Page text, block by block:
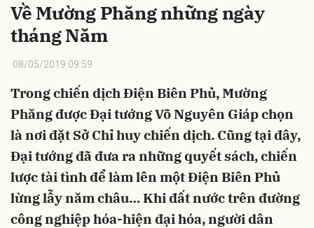
Về Mường Phăng những ngày
tháng Năm
08/05/2019 09:59
Trong chiến dịch Điện Biên Phủ, Mường
Phăng được Đại tướng Võ Nguyên Giáp chọn
là nơi đặt Sở Chỉ huy chiến dịch. Cũng tại đây,
Đại tướng đã đưa ra những quyết sách, chiến
lược tài tình để làm lên một Điện Biên Phủ
lừng lẫy năm châu… Khi đất nước trên đường
công nghiệp hóa-hiện đại hóa, người dân
Hủy